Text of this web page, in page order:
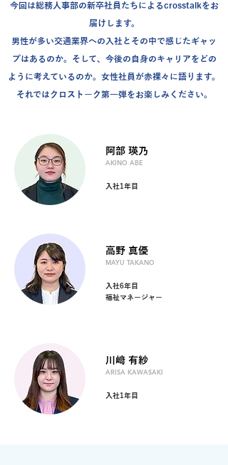
今回は総務人事部の新卒社員たちによるcrosstalkをお
届けします。
男性が多い交通業界への入社とその中で感じたギャッ
プはあるのか。そして、今後の自身のキャリアをどの
ように考えているのか。女性社員が赤裸々に語ります。
それではクロストーク第一弾をお楽しみください。
阿部 瑛乃
AKINO ABE
入社1年目
高野 真優
MAYU TAKANO
入社6年目
福祉マネージャー
川﨑 有紗
ARISA KAWASAKI
入社1年目